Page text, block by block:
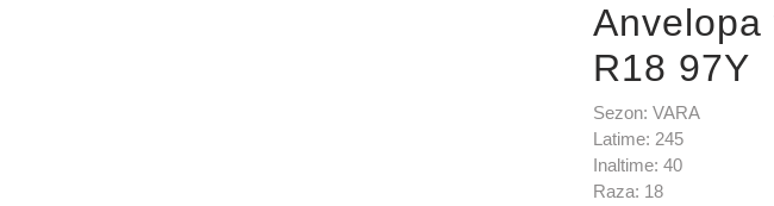
Anvelopa
R18 97Y
Sezon: VARA
Latime: 245
Inaltime: 40
Raza: 18